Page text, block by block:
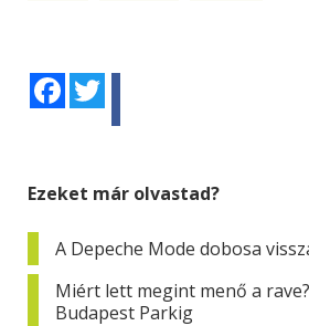
Facebook
Ezeket már olvastad?
A Depeche Mode dobosa
Miért lett megint menő a
Budapest Parkig